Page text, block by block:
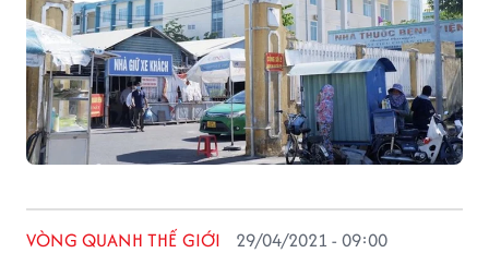
VÒNG QUANH THẾ GIỚI 29/04/2021 - 09:00